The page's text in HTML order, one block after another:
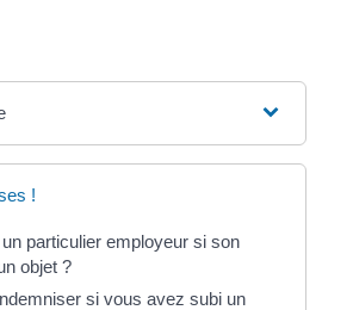
!
particulier employeur si son
objet ?
si vous avez subi un